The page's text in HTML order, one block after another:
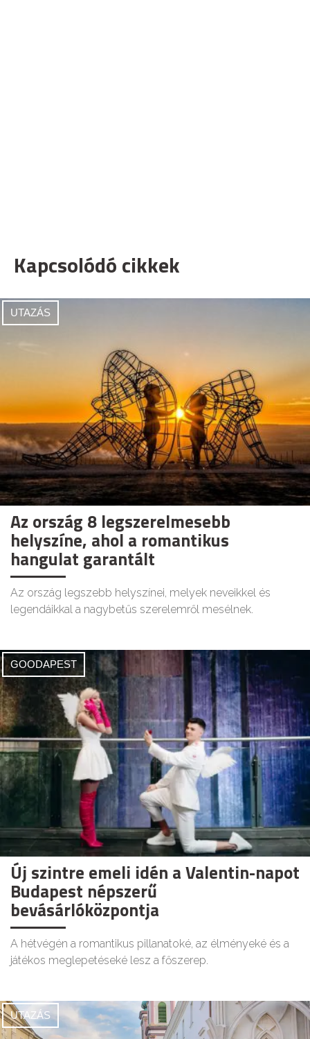
Kapcsolódó cikkek
UTAZÁS
Az ország 8 legszerelmesebb
helyszíne, ahol a romantikus
hangulat garantált
Az ország legszebb helyszínei, melyek neveikkel és
legendáikkal a nagybetűs szerelemről mesélnek.
GOODAPEST
Új szintre emeli idén a Valentin-napot
Budapest népszerű
bevásárlóközpontja
A hétvégén a romantikus pillanatoké, az élményeké és a
játékos meglepetéseké lesz a főszerep.
UTAZÁS